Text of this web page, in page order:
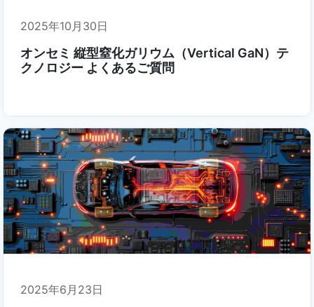
2025年10月30日
オンセミ 縦型窒化ガリウム（Vertical GaN）テ
クノロジー よくあるご質問
2025年6月23日